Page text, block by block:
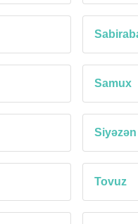
Samux
Siyəzən
Tovuz